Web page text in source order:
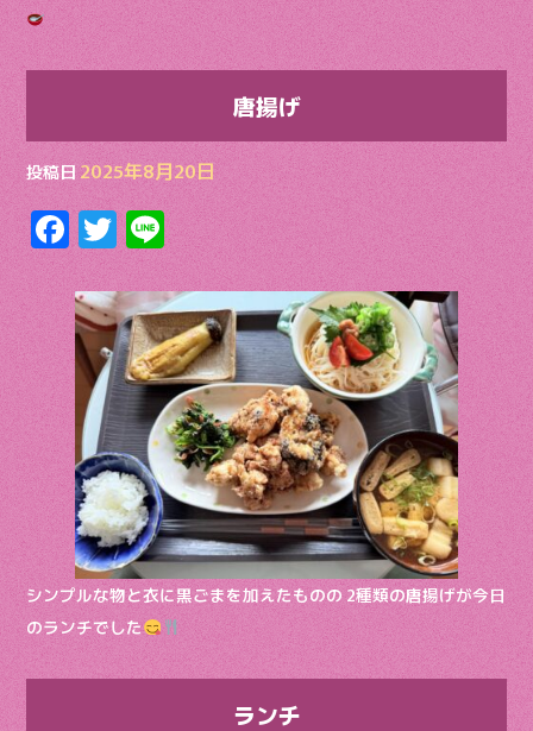
唐揚げ
投稿日2025年8月20日
F
ac
e
b
o
o
k
T
w
itt
er
Li
n
e
シンプルな物と衣に黒ごまを加えたものの 2種類の唐揚げが今日
のランチでした
ランチ